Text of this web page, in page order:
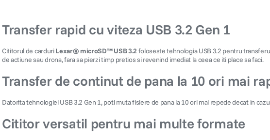
Transfer rapid cu viteza USB 3.2 Gen 1
Cititorul de carduriLexar® microSD™ USB 3.2 foloseste tehnologia USB 3.2 pentru
de actiune sau drona, fara sa pierzi timp pretios si revenind imediat la ceea ce iti place sa faci.
Transfer de continut de pana la 10 ori mai
Datorita tehnologiei USB 3.2 Gen 1, poti muta fisiere de pana la 10 ori mai repede decat in
Cititor versatil pentru mai multe formate